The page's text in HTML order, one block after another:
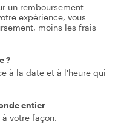
un remboursement
expérience, vous
moins les frais
?
à la date et à l'heure qui
entier
votre façon.